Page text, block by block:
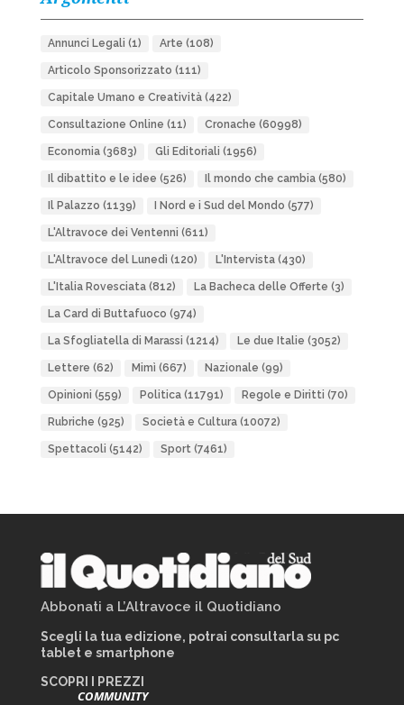
Annunci Legali (1) Arte (108)
Articolo Sponsorizzato (111)
Capitale Umano e Creatività(422)
Consultazione Online (11) Cronache (60998)
Economia(3683) Gli Editoriali (1956)
Il dibattito e le idee (526) Il mondo che cambia(580)
Il Palazzo (1139) I Nord e i Sud del Mondo (577)
L'Altravoce dei Ventenni (611)
L'Altravoce del Lunedì (120) L'Intervista(430)
L'Italia Rovesciata(812) La Bacheca delle Offerte (3)
La Card di Buttafuoco (974)
La Sfogliatella di Marassi (1214) Le due Italie (3052)
Lettere (62) Mimì (667) Nazionale (99)
Opinioni (559) Politica(11791) Regole e Diritti (70)
Rubriche (925) Società e Cultura(10072)
Spettacoli (5142) Sport(7461)
Abbonati a L’Altravoce il Quotidiano
Scegli la tua edizione, potrai consultarla su pc
tablet e smartphone
SCOPRI I PREZZI
COMMUNITY